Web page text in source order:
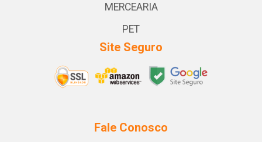
MERCEARIA
PET
Site Seguro
Fale Conosco